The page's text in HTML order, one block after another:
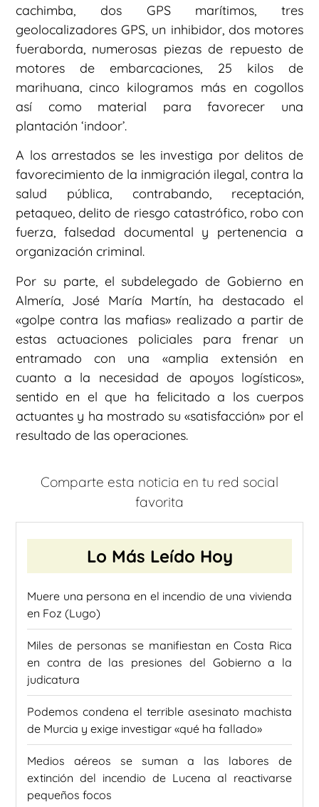
cachimba, dos GPS marítimos, tres
geolocalizadores GPS, un inhibidor, dos motores
fueraborda, numerosas piezas de repuesto de
motores de embarcaciones, 25 kilos de
marihuana, cinco kilogramos más en cogollos
así como material para favorecer una
plantación ‘indoor’.
A los arrestados se les investiga por delitos de
favorecimiento de la inmigración ilegal, contra la
salud pública, contrabando, receptación,
petaqueo, delito de riesgo catastrófico, robo con
fuerza, falsedad documental y pertenencia a
organización criminal.
Por su parte, el subdelegado de Gobierno en
Almería, José María Martín, ha destacado el
«golpe contra las mafias» realizado a partir de
estas actuaciones policiales para frenar un
entramado con una «amplia extensión en
cuanto a la necesidad de apoyos logísticos»,
sentido en el que ha felicitado a los cuerpos
actuantes y ha mostrado su «satisfacción» por el
resultado de las operaciones.
Comparte esta noticia en tu red social
favorita
Lo Más Leído Hoy
Muere una persona en el incendio de una vivienda
en Foz (Lugo)
Miles de personas se manifiestan en Costa Rica
en contra de las presiones del Gobierno a la
judicatura
Podemos condena el terrible asesinato machista
de Murcia y exige investigar «qué ha fallado»
Medios aéreos se suman a las labores de
extinción del incendio de Lucena al reactivarse
pequeños focos